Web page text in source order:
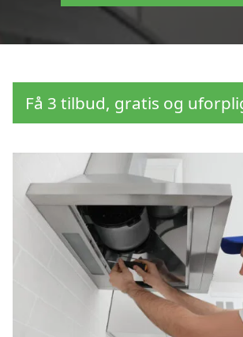
Få 3 tilbud, gratis og